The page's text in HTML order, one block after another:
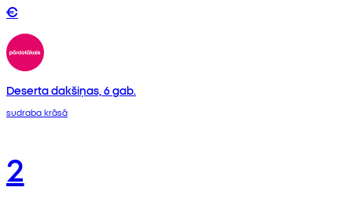
€
Deserta dakšiņas, 6 gab.
sudraba krāsā
2